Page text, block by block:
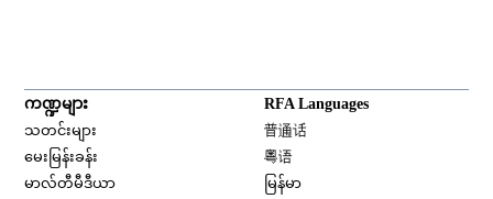
ကဏ္ဍများ
သတင်းများ
မေးမြန်းခန်း
မာလ်တီမီဒီယာ
RFA Languages
普通话
粤语
မြန်မာ